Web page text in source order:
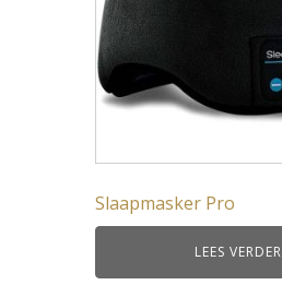
Slaapmasker Pro
LEES VERDER